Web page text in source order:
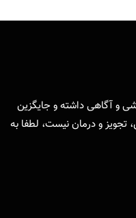
و آگاهی داشته و جایگزین
و درمان نیست، لطفا به